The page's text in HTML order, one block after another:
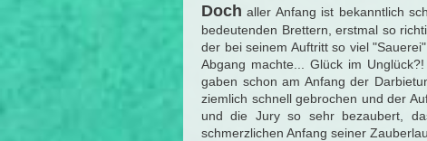
Doch aller Anfang ist bekanntlich
bedeutenden Brettern, erstmal so
der bei seinem Auftritt so viel
Abgang machte... Glück im
gaben schon am Anfang der
ziemlich schnell gebrochen und der
und die Jury so sehr bezaubert,
schmerzlichen Anfang seiner